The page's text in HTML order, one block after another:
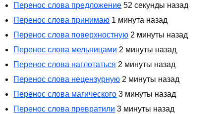
Перенос слова предложение 52 секунды назад
Перенос слова принимаю 1 минута назад
Перенос слова поверхностную 2 минуты назад
Перенос слова мельницами 2 минуты назад
Перенос слова наглотаться 2 минуты назад
Перенос слова нецензурную 2 минуты назад
Перенос слова магического 3 минуты назад
Перенос слова превратили 3 минуты назад